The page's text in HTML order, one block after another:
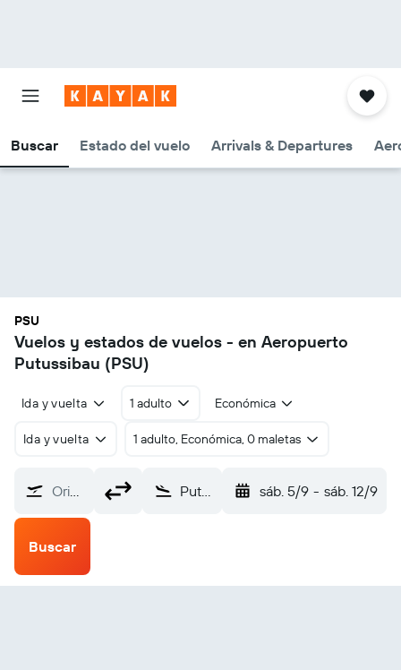
Buscar Estado del vuelo Arrivals & Departures
PSU
Vuelos y estados de vuelos - en Aeropuerto
Putussibau (PSU)
Ida y vuelta 1 adulto Económica
Ida y vuelta 1 adulto, Económica, 0 maletas
Origen Putussibau (PSU) sáb. 5/9 - sáb. 12/9
Buscar